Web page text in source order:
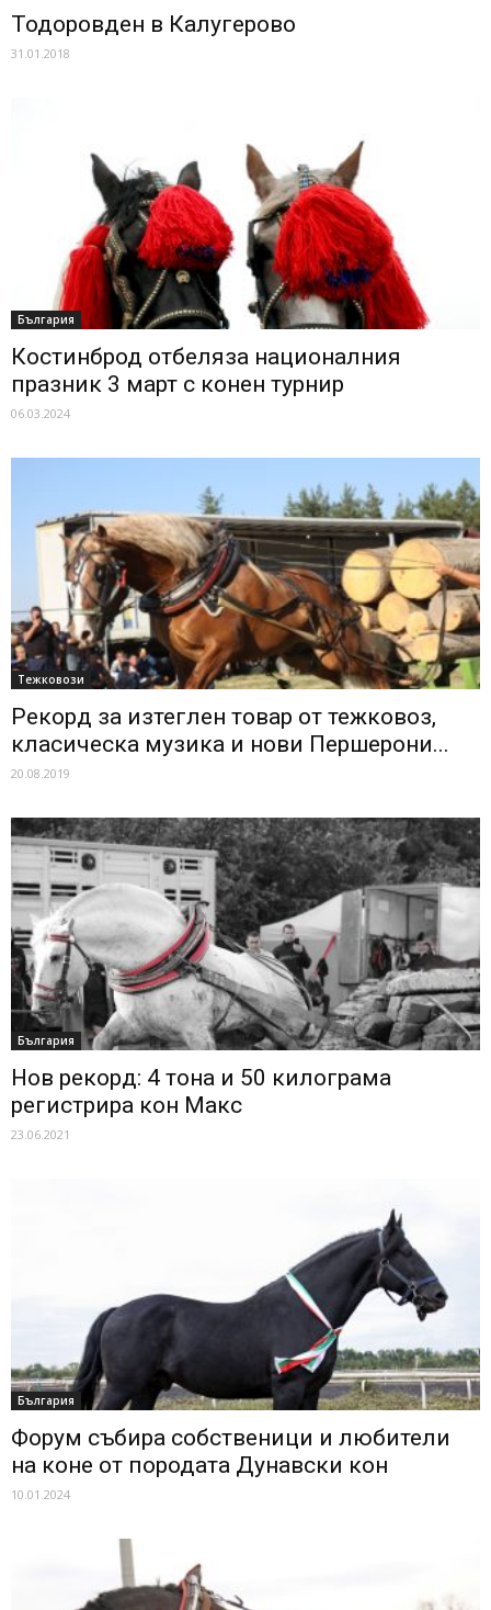
Тодоровден в Калугерово
31.01.2018
България
Костинброд отбеляза националния
празник 3 март с конен турнир
06.03.2024
Тежковози
Рекорд за изтеглен товар от тежковоз,
класическа музика и нови Першерони...
20.08.2019
България
Нов рекорд: 4 тона и 50 килограма
регистрира кон Макс
23.06.2021
България
Форум събира собственици и любители
на коне от породата Дунавски кон
10.01.2024